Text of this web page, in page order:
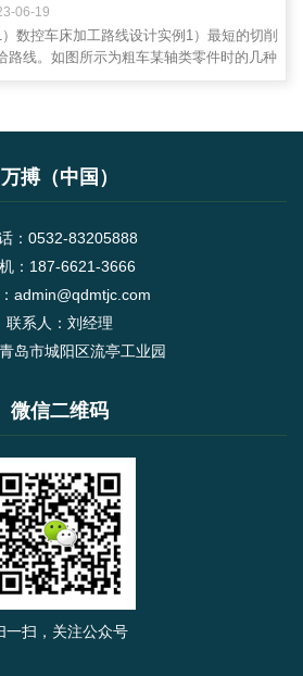
杂，控制系统功能较多。加工中心最少有三
动坐标，多的达直几个；其控制功能最少可
三...
06-19
）数控车床加工路线设计实例1）最短的切削
路线。如图所示为粗车某轴类零件时的几种
环功能而安排的矩形进给路线，对着三种切
给...
万搏（中国）
：0532-83205888
：187-6621-3666
admin@qdmtjc.com
联系人：刘经理
岛市城阳区流亭工业园
微信二维码
一扫，关注公众号